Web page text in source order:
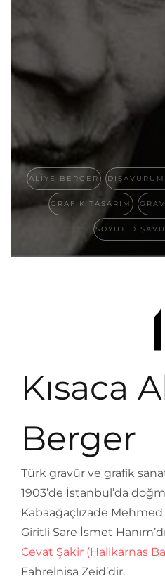
ALIYE BERGER
GRAFIK TASARIM
SOYUT
Kısaca
Berger
Türk gravür ve grafik
1903’de İstanbul’da
Kabaağaçlızade Mehmed
Giritli Sare İsmet
Cevat Şakir (Halikarnas
Fahrelnisa Zeid’dir.